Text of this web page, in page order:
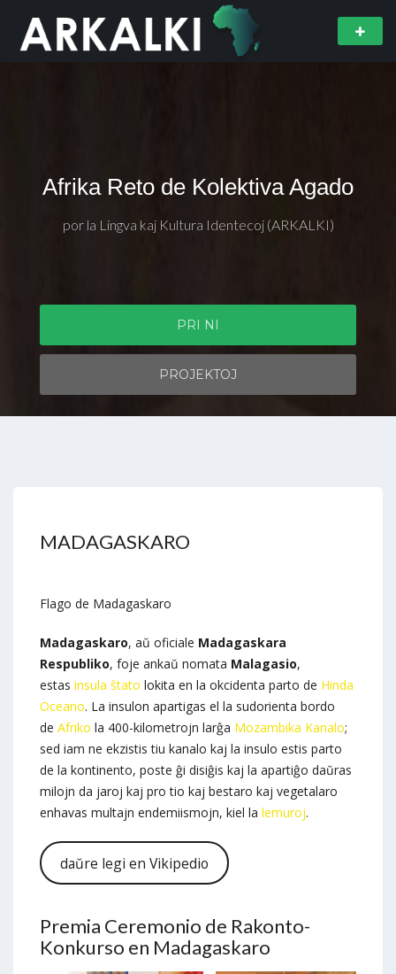
Afrika Reto de Kolektiva Agado
por la Lingva kaj Kultura Identecoj (ARKALKI)
PRI NI
PROJEKTOJ
MADAGASKARO
Flago de Madagaskaro
Madagaskaro, aŭ oficiale Madagaskara
Respubliko, foje ankaŭ nomata Malagasio,
estas insula ŝtato lokita en la okcidenta parto de Hinda
Oceano. La insulon apartigas el la sudorienta bordo
de Afriko la 400-kilometrojn larĝa Mozambika Kanalo;
sed iam ne ekzistis tiu kanalo kaj la insulo estis parto
de la kontinento, poste ĝi disiĝis kaj la apartiĝo daŭras
milojn da jaroj kaj pro tio kaj bestaro kaj vegetalaro
enhavas multajn endemiismojn, kiel la lemuroj.
daŭre legi en Vikipedio
Premia Ceremonio de Rakonto-
Konkurso en Madagaskaro